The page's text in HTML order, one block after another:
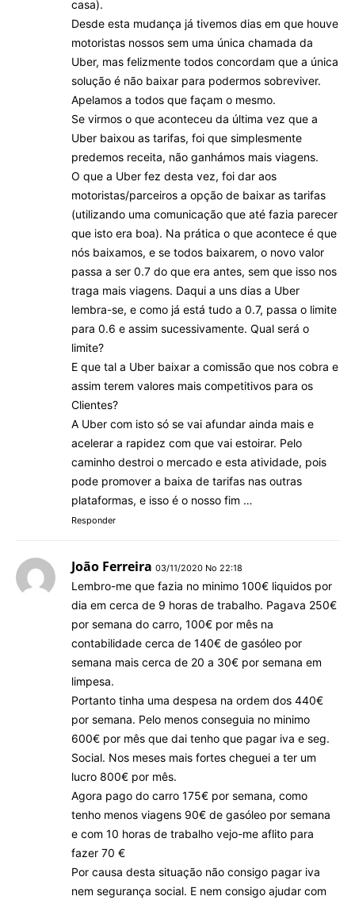
casa).
Desde esta mudança já tivemos dias em que houve
motoristas nossos sem uma única chamada da
Uber, mas felizmente todos concordam que a única
solução é não baixar para podermos sobreviver.
Apelamos a todos que façam o mesmo.
Se virmos o que aconteceu da última vez que a
Uber baixou as tarifas, foi que simplesmente
predemos receita, não ganhámos mais viagens.
O que a Uber fez desta vez, foi dar aos
motoristas/parceiros a opção de baixar as tarifas
(utilizando uma comunicação que até fazia parecer
que isto era boa). Na prática o que acontece é que
nós baixamos, e se todos baixarem, o novo valor
passa a ser 0.7 do que era antes, sem que isso nos
traga mais viagens. Daqui a uns dias a Uber
lembra-se, e como já está tudo a 0.7, passa o limite
para 0.6 e assim sucessivamente. Qual será o
limite?
E que tal a Uber baixar a comissão que nos cobra e
assim terem valores mais competitivos para os
Clientes?
A Uber com isto só se vai afundar ainda mais e
acelerar a rapidez com que vai estoirar. Pelo
caminho destroi o mercado e esta atividade, pois
pode promover a baixa de tarifas nas outras
plataformas, e isso é o nosso fim …
Responder
João Ferreira 03/11/2020 No 22:18
Lembro-me que fazia no minimo 100€ liquidos por
dia em cerca de 9 horas de trabalho. Pagava 250€
por semana do carro, 100€ por mês na
contabilidade cerca de 140€ de gasóleo por
semana mais cerca de 20 a 30€ por semana em
limpesa.
Portanto tinha uma despesa na ordem dos 440€
por semana. Pelo menos conseguia no minimo
600€ por mês que dai tenho que pagar iva e seg.
Social. Nos meses mais fortes cheguei a ter um
lucro 800€ por mês.
Agora pago do carro 175€ por semana, como
tenho menos viagens 90€ de gasóleo por semana
e com 10 horas de trabalho vejo-me aflito para
fazer 70 €
Por causa desta situação não consigo pagar iva
nem segurança social. E nem consigo ajudar com